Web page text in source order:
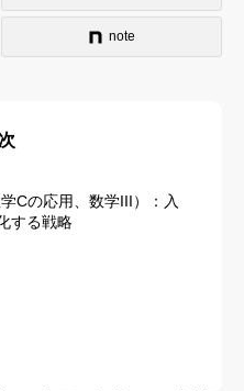
note
Cの応用、数学III）：入
する戦略